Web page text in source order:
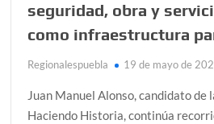
seguridad, obra y
como infraestructura
Regionalespuebla 19 de mayo de
Juan Manuel Alonso, candidato de
Haciendo Historia, continúa